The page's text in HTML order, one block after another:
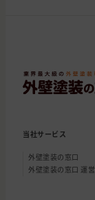
当社サービス
外壁塗装の窓口
外壁塗装の窓口 運